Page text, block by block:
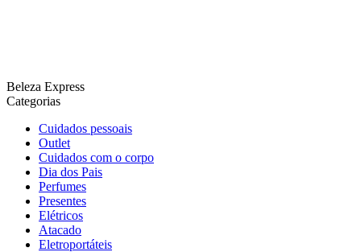
Beleza Express
Categorias
Cuidados pessoais
Outlet
Cuidados com o corpo
Dia dos Pais
Perfumes
Presentes
Elétricos
Atacado
Eletroportáteis